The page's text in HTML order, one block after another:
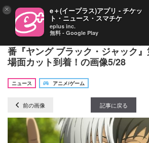
間黒男の若かりし頃の姿が美麗
番『ヤング ブラック・ジャック
場面カット到着！の画像5/28
ニュース
アニメ/ゲーム
前の画像 記事に戻る
× e＋(イープラス)アプリ - チケッ
ト・ニュース・スマチケ
eplus inc.
無料 - Google Play